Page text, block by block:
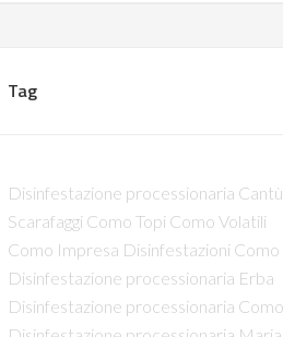
Tag
Disinfestazione processionaria Cantù
Scarafaggi Como Topi Como Volatili
Como Impresa Disinfestazioni Como
Disinfestazione processionaria Erba
Disinfestazione processionaria Como